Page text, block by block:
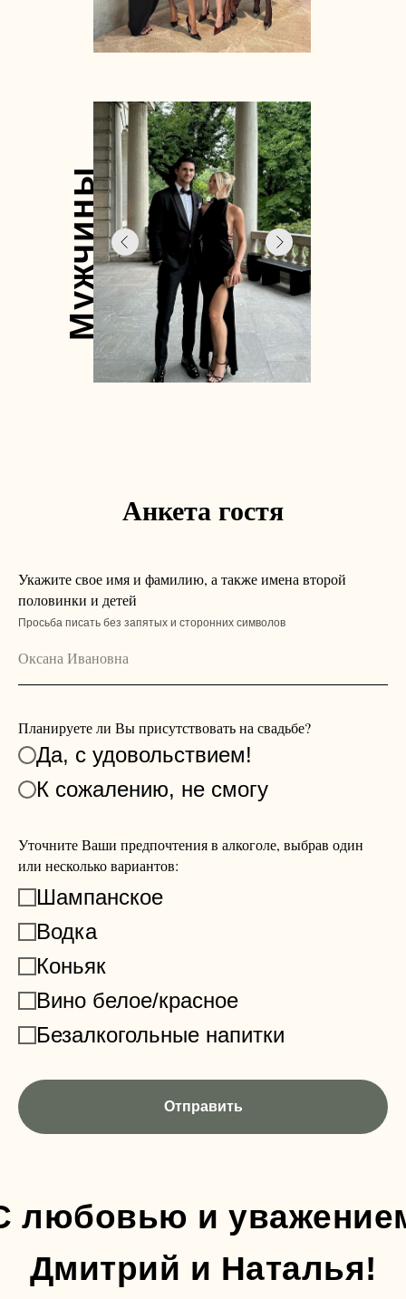
Мужчины
Анкета гостя
Укажите свое имя и фамилию, а также имена второй
половинки и детей
Просьба писать без запятых и сторонних символов
Планируете ли Вы присутствовать на свадьбе?
Да, с удовольствием!
К сожалению, не смогу
Уточните Ваши предпочтения в алкоголе, выбрав один
или несколько вариантов:
Шампанское
Водка
Коньяк
Вино белое/красное
Безалкогольные напитки
Отправить
любовью и
Дмитрий и Наталья!